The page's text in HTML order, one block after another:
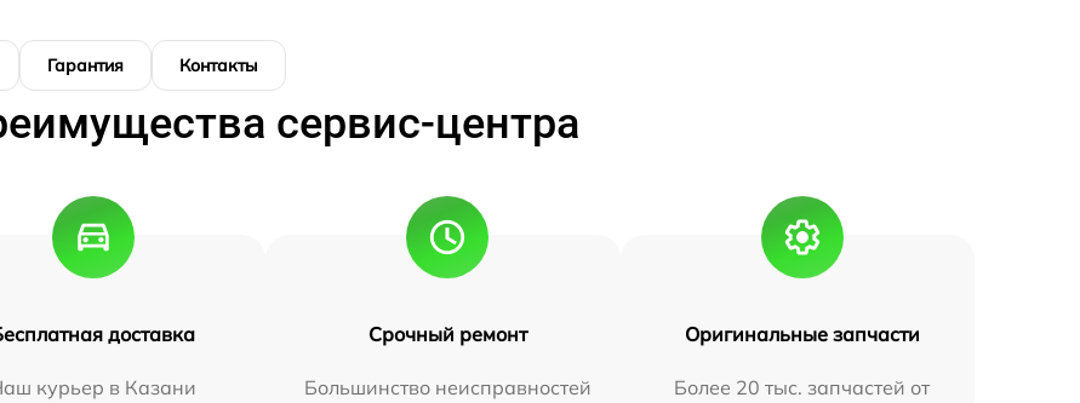
Гарантия Контакты
сервис-центра
доставка
курьер в Казани
Срочный ремонт
Большинство неисправностей
Оригинальные запчасти
Более 20 тыс. запчастей от